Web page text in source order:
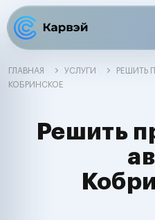
ГЛАВНАЯ УСЛУГИ
РЕШИТЬ
КОБРИНСКОЕ
Решить